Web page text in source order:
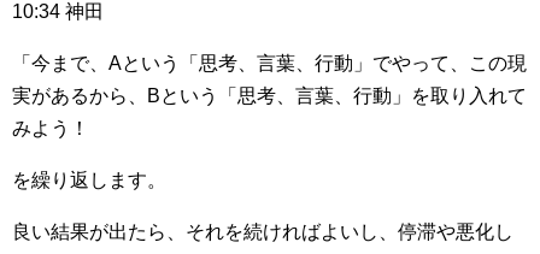
10:34 神田
「今まで、Aという「思考、言葉、行動」でやって、この現
実があるから、Bという「思考、言葉、行動」を取り入れて
みよう！
を繰り返します。
良い結果が出たら、それを続ければよいし、停滞や悪化し